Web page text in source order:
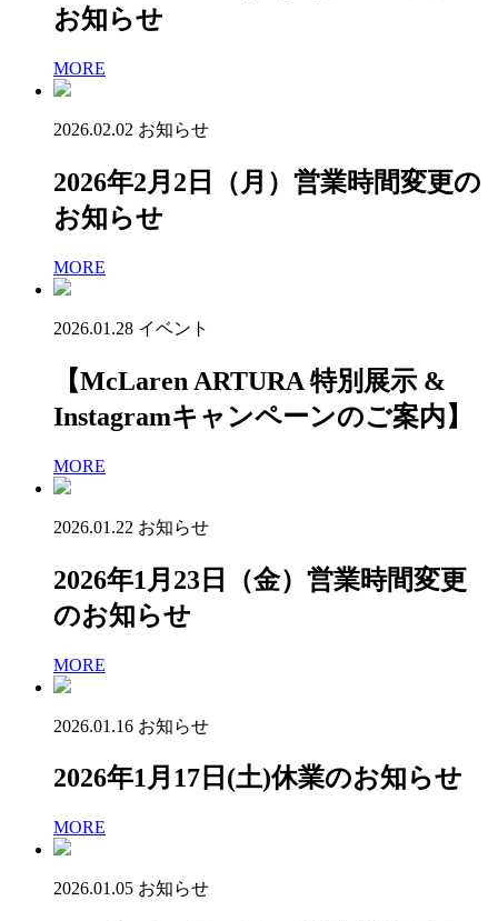
お知らせ
MORE
2026.02.02 お知らせ
2026年2月2日（月）営業時間変更の
お知らせ
MORE
2026.01.28 イベント
【McLaren ARTURA 特別展示 &
Instagramキャンペーンのご案内】
MORE
2026.01.22 お知らせ
2026年1月23日（金）営業時間変更
のお知らせ
MORE
2026.01.16 お知らせ
2026年1月17日(土)休業のお知らせ
MORE
2026.01.05 お知らせ